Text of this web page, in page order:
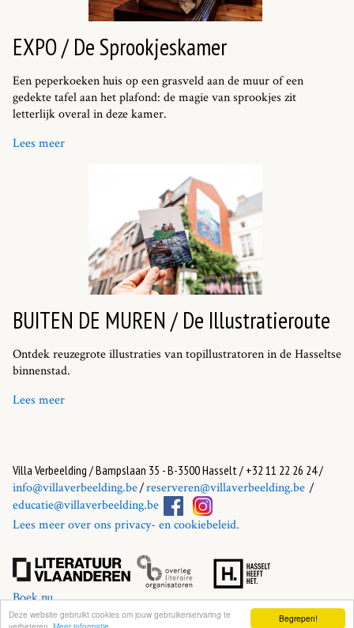
Begrepen!
Deze website gebruikt cookies om jouw gebruikerservaring te
EXPO / De Sprookjeskamer
Een peperkoeken huis op een grasveld aan de muur of een
gedekte tafel aan het plafond: de magie van sprookjes zit
letterlijk overal in deze kamer.
Lees meer
BUITEN DE MUREN / De Illustratieroute
Ontdek reuzegrote illustraties van topillustratoren in de Hasseltse
binnenstad.
Lees meer
Villa Verbeelding / Bampslaan 35 - B-3500 Hasselt / +32 11 22 26 24 /
info@villaverbeelding.be/reserveren@villaverbeelding.be /
educatie@villaverbeelding.be
Lees meer over ons privacy- en cookiebeleid.
Boek nu